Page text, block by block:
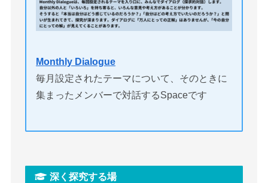
Monthly Dialogue
毎月設定されたテーマについて、そのときに
集まったメンバーで対話するSpaceです
深く探究する場